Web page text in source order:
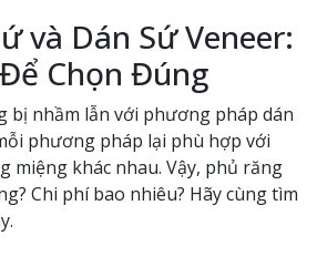
và Dán Sứ Veneer:
Chọn Đúng
bị nhầm lẫn với phương pháp dán
phương pháp lại phù hợp với
khác nhau. Vậy, phủ răng
Chi phí bao nhiêu? Hãy cùng tìm